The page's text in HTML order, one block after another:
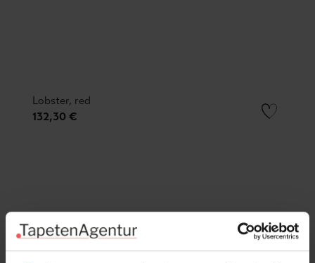
Lobster, red
132,30 €